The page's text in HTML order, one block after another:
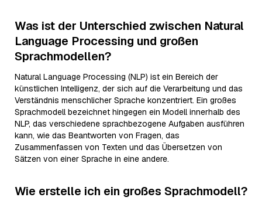
Was ist der Unterschied zwischen Natural
Language Processing und großen
Sprachmodellen?
Natural Language Processing (NLP) ist ein Bereich der
künstlichen Intelligenz, der sich auf die Verarbeitung und das
Verständnis menschlicher Sprache konzentriert. Ein großes
Sprachmodell bezeichnet hingegen ein Modell innerhalb des
NLP, das verschiedene sprachbezogene Aufgaben ausführen
kann, wie das Beantworten von Fragen, das
Zusammenfassen von Texten und das Übersetzen von
Sätzen von einer Sprache in eine andere.
Wie erstelle ich ein großes Sprachmodell?